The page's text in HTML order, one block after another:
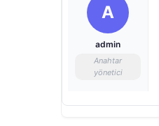
A
admin
Anahtar
yönetici